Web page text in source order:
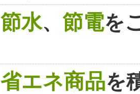
節水、 節電を
省エネ商品を